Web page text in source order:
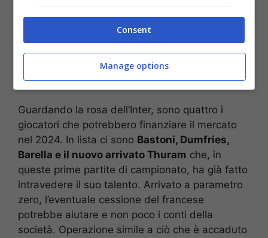
Guardando la rosa dell’Inter, sono quattro i
giocatori che potrebbero finanziare il mercato
nel 2024. In lista ci sono Bastoni, Dumfries,
Barella e il nuovo arrivato Thuram che, in
queste prime partite di campionato, ha già fatto
intravedere il suo talento. Arrivato a parametro
zero, l’eventuale cessione del francese
potrebbe aiutare e non poco i conti della
società. Operazione simile a ciò che è accaduto
Consent
Manage options